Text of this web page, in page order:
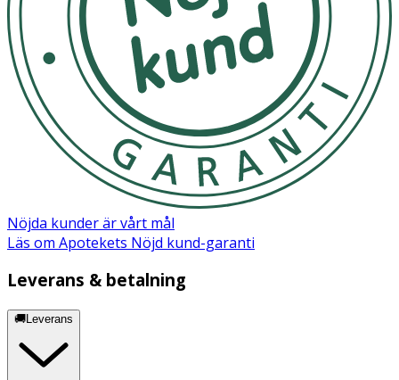
Nöjda kunder är vårt mål
Läs om Apotekets Nöjd kund-garanti
Leverans & betalning
🚚Leverans